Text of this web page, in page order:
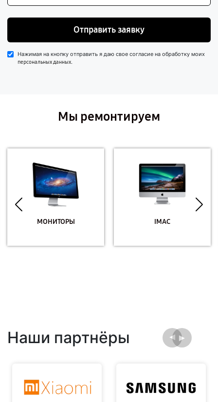
Отправить заявку
Нажимая на кнопку отправить я даю свое согласие на обработку моих
персональных данных.
Мы ремонтируем
МОНИТОРЫ IMAC
Наши партнёры